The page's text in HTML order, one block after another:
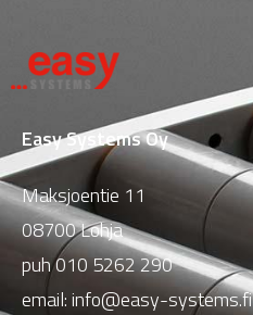
Easy Systems Oy
Maksjoentie 11
08700 Lohja
puh010 5262 290
email:info@easy-systems.fi